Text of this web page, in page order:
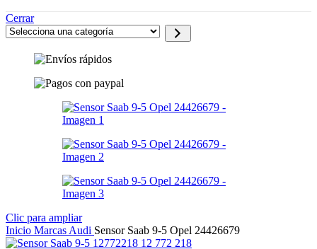
Cerrar
Selecciona
categoría
Clic para ampliar
Inicio Marcas Audi Sensor Saab 9-5 Opel 24426679